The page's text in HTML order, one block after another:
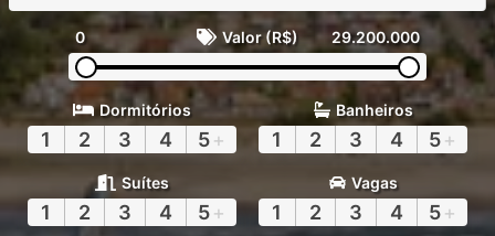
0 Valor (R$) 29.200.000
Dormitórios
1 2 3 4 5+
Banheiros
1 2 3 4 5+
Suítes
1 2 3 4 5+
Vagas
1 2 3 4 5+